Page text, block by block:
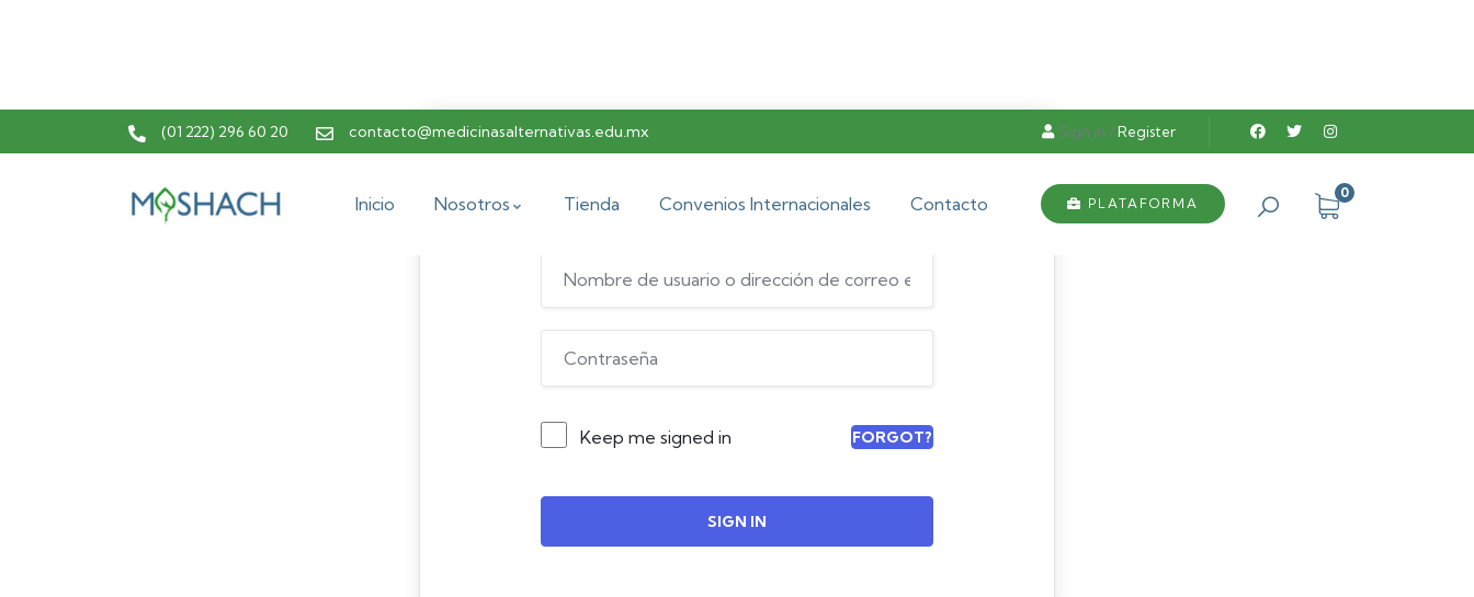
(01 222) 296 60 20 contacto@medicinasalternativas.edu.mx Sign in /Register
Inicio Nosotros Tienda Convenios Internacionales Contacto PLATAFORMA
0
Hi, Welcome back!
Keep me signed in FORGOT?
SIGN IN